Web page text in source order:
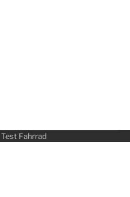
Test Fahrrad